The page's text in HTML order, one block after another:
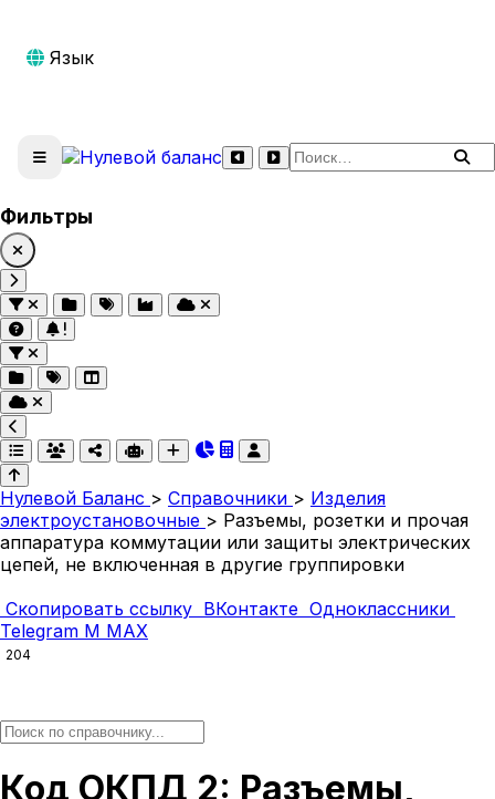
Язык
Поиск по сайту
Фильтры
Нулевой Баланс > Справочники > Изделия
электроустановочные > Разъемы, розетки и прочая
аппаратура коммутации или защиты электрических
цепей, не включенная в другие группировки
Скопировать ссылку ВКонтакте Одноклассники
Telegram M MAX
204
Код ОКПД 2: Разъемы,